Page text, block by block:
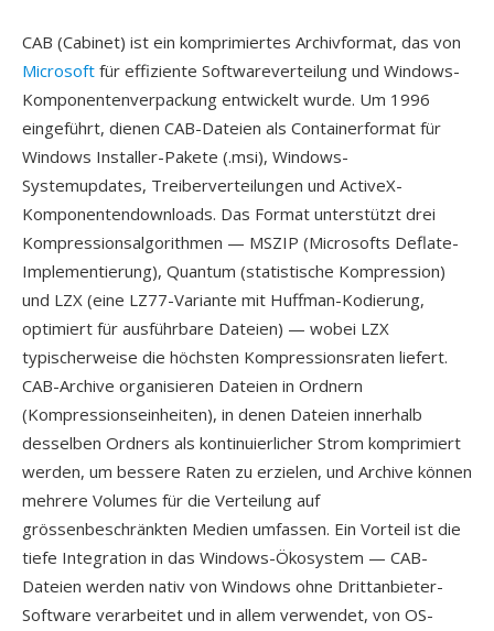
CAB (Cabinet) ist ein komprimiertes Archivformat, das von
Microsoft für effiziente Softwareverteilung und Windows-
Komponentenverpackung entwickelt wurde. Um 1996
eingeführt, dienen CAB-Dateien als Containerformat für
Windows Installer-Pakete (.msi), Windows-
Systemupdates, Treiberverteilungen und ActiveX-
Komponentendownloads. Das Format unterstützt drei
Kompressionsalgorithmen — MSZIP (Microsofts Deflate-
Implementierung), Quantum (statistische Kompression)
und LZX (eine LZ77-Variante mit Huffman-Kodierung,
optimiert für ausführbare Dateien) — wobei LZX
typischerweise die höchsten Kompressionsraten liefert.
CAB-Archive organisieren Dateien in Ordnern
(Kompressionseinheiten), in denen Dateien innerhalb
desselben Ordners als kontinuierlicher Strom komprimiert
werden, um bessere Raten zu erzielen, und Archive können
mehrere Volumes für die Verteilung auf
grössenbeschränkten Medien umfassen. Ein Vorteil ist die
tiefe Integration in das Windows-Ökosystem — CAB-
Dateien werden nativ von Windows ohne Drittanbieter-
Software verarbeitet und in allem verwendet, von OS-